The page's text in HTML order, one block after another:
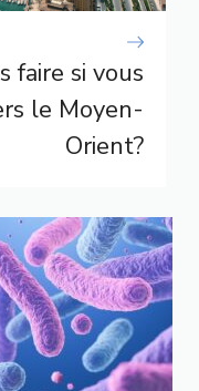
faire si vous
le Moyen-
Orient?